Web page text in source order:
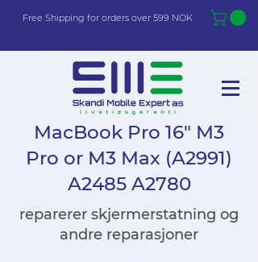
Free Shipping for orders over 599 NOK
MacBook Pro 16" M3
Pro or M3 Max (A2991)
A2485 A2780
reparerer skjermerstatning og
andre reparasjoner